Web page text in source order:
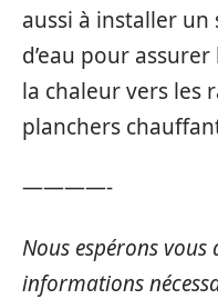
aussi à installer
d’eau pour
la chaleur vers les
planchers
————-
Nous espérons
informations